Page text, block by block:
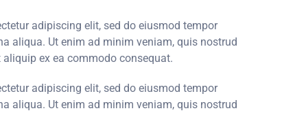
adipiscing elit, sed do eiusmod tempor
aliqua. Ut enim ad minim veniam, quis nostrud
ex ea commodo consequat.
adipiscing elit, sed do eiusmod tempor
aliqua. Ut enim ad minim veniam, quis nostrud